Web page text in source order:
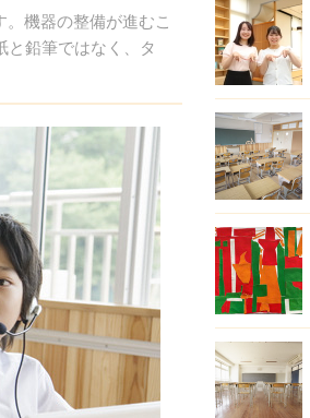
機器の整備が進むこ
と鉛筆ではなく、タ